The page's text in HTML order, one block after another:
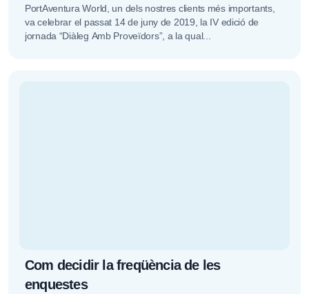
PortAventura World, un dels nostres clients més importants,
va celebrar el passat 14 de juny de 2019, la IV edició de
jornada “Diàleg Amb Proveïdors”, a la qual...
Com decidir la freqüència de les
enquestes